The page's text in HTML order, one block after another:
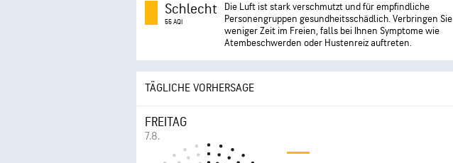
Schlecht
55 AQI
Die Luft ist stark verschmutzt und für empfindliche
Personengruppen gesundheitsschädlich. Verbringen Sie
weniger Zeit im Freien, falls bei Ihnen Symptome wie
Atembeschwerden oder Hustenreiz auftreten.
TÄGLICHE VORHERSAGE
FREITAG
7.8.